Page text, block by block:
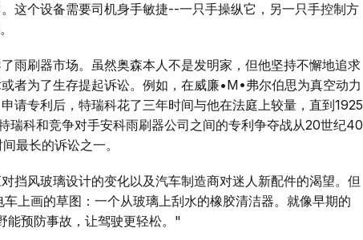
这个设备需要司机身手敏捷--一只手操纵它，另一只手控制方
雨刷器市场。虽然奥森本人不是发明家，但他坚持不懈地追求
者为了生存提起诉讼。例如，在威廉•M•弗尔伯思为真空动力
请专利后，特瑞科花了三年时间与他在法庭上较量，直到1925
瑞科和竞争对手安科雨刷器公司之间的专利争夺战从20世纪40
最长的诉讼之一。
挡风玻璃设计的变化以及汽车制造商对迷人新配件的渴望。但
上画的草图：一个从玻璃上刮水的橡胶清洁器。就像早期的
能预防事故，让驾驶更轻松。"